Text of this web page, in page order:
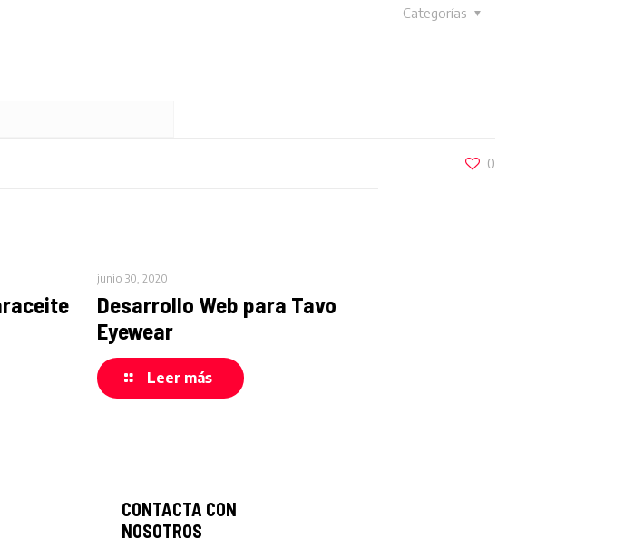
Categorías
0
junio 30, 2020
Desarrollo Web para Tavo
Eyewear
Leer más
CONTACTA CON
NOSOTROS